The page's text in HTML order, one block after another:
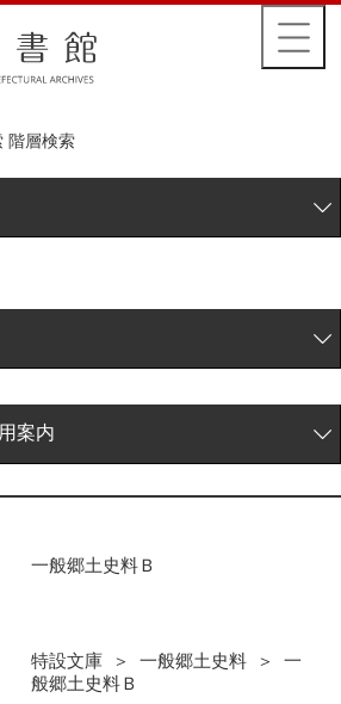
階層検索
案内
いて
一般郷土史料Ｂ
特設文庫 ＞ 一般郷土史料 ＞ 一
般郷土史料Ｂ